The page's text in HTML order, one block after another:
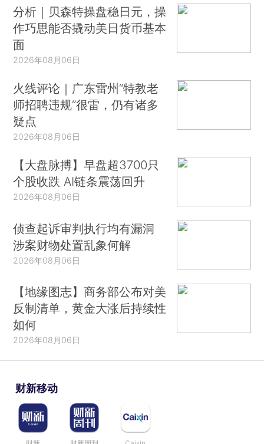
分析｜贝森特操盘稳日元，操
作巧思能否撬动美日货币基本
面
2026年08月06日
火线评论｜广东雷州“特教老
师招聘违规”很雷，仍有诸多
疑点
2026年08月06日
【大盘脉搏】早盘超3700只
个股收跌 AI链条震荡回升
2026年08月06日
侦查起诉审判执行均有漏洞
涉案财物处置乱象何解
2026年08月06日
【地缘图志】商务部公布对美
反制清单，黄金大涨后持续性
如何
2026年08月06日
财新移动